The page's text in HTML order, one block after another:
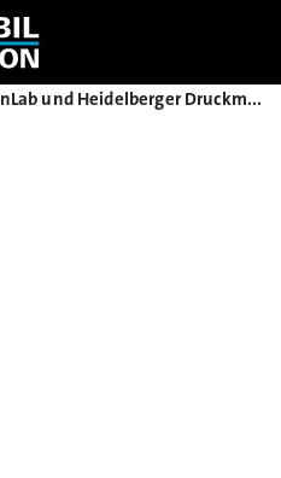
InnovationLab und Heidelberger Druckmaschinen kooperieren